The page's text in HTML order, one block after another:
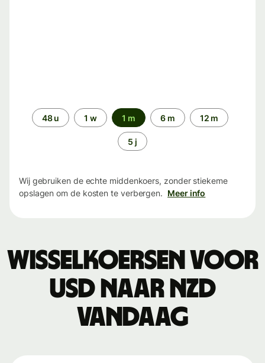
Periode48 u 1 w 1 m 6 m 12 m
5 j
Wij gebruiken de echte middenkoers, zonder stiekeme
opslagen om de kosten te verbergen. Meer info
Wisselkoersen voor
USD naar NZD
vandaag